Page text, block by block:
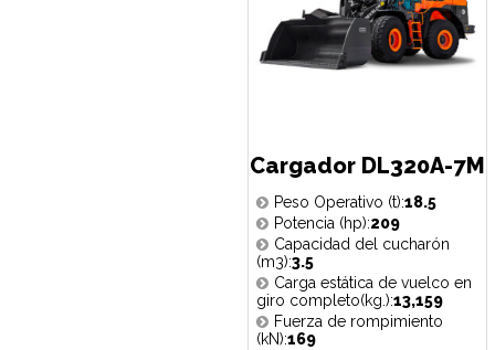
Cargador DL320A-7M
Peso Operativo (t):18.5
Potencia (hp):209
Capacidad del cucharón
(m3):3.5
Carga estática de vuelco en
giro completo(kg.):13,159
Fuerza de rompimiento
(kN):169